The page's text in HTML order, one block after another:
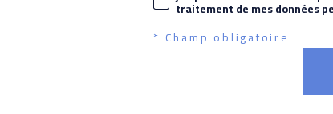
traitement de mes données
* Champ obligatoire